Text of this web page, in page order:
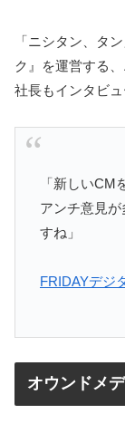
「ニシタン、タ
ク』を運営する
社長もインタビ
「新しい
アンチ意見
すね」
FRIDAYデジ
オウンドメ